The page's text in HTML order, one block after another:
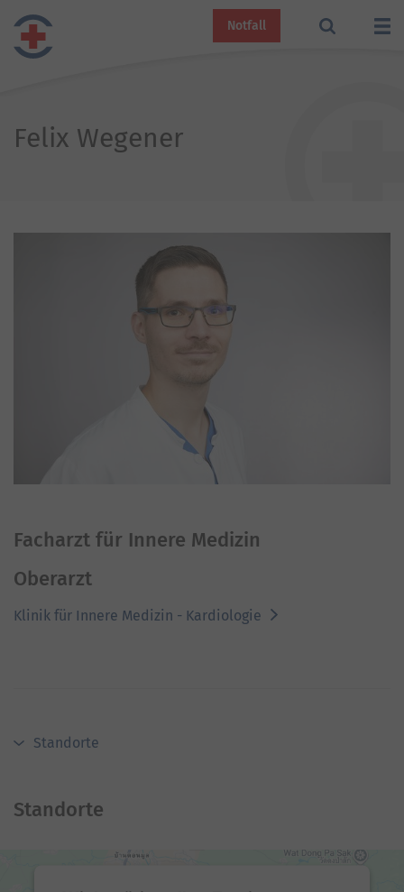
Notfall
Felix Wegener
Facharzt für Innere Medizin
Oberarzt
Klinik für Innere Medizin - Kardiologie
Standorte
Standorte